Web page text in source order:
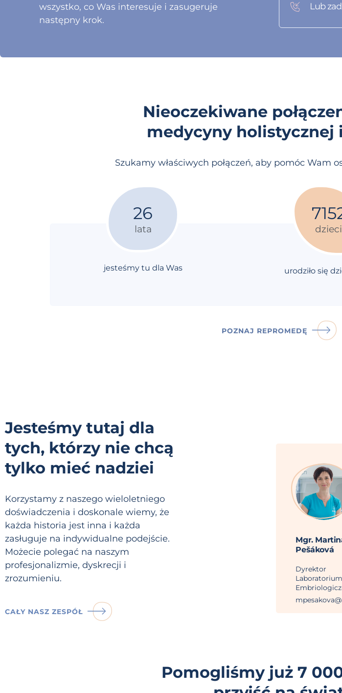
wszystko, co Was interesuje i zasugeruje
następny krok.
Lub
Nieoczekiwane
medycyny holistycznej
Szukamy właściwych połączeń, aby pomóc Wam
lata
26
jesteśmy tu dla Was
dzieci
urodziło się
POZNAJ REPROMEDĘ
Jesteśmy tutaj dla
tych, którzy nie chcą
tylko mieć nadziei
Korzystamy z naszego wieloletniego
doświadczenia i doskonale wiemy, że
każda historia jest inna i każda
zasługuje na indywidualne podejście.
Możecie polegać na naszym
profesjonalizmie, dyskrecji i
zrozumieniu.
CAŁY NASZ ZESPÓŁ
Mgr.
Pešáková
Dyrektor
Laboratorium
Pomogliśmy już 7